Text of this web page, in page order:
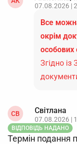
07.08.2026 |
Все
окрім
особових
Згідно
СВ Світлана
07.08.2026 |
ВІДПОВІДЬ НАДАНО
Термін подання